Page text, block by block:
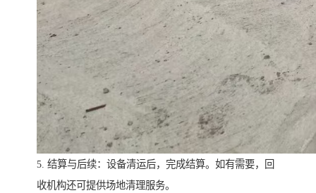
5. 结算与后续：设备清运后，完成结算。如有需要，回
收机构还可提供场地清理服务。